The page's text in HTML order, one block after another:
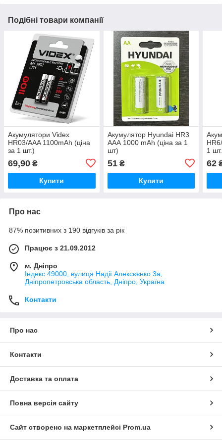
Подібні товари компанії
Акумулятори Videx
HR03/AAA 1100mAh (ціна
за 1 шт.)
69,90 ₴
Купити
Акумулятор Hyundai HR3
AAА 1000 mAh (ціна за 1
шт)
51₴
Купити
1
62
Про нас
87% позитивних з 190 відгуків за рік
Працює з 21.09.2012
м. Дніпро
Індекс:49000, вулиця Надії Алексєєнко 3а,
Дніпропетровська область, Дніпро, Україна
Контакти
Про нас
Контакти
Доставка та оплата
Повна версія сайту
Сайт створено на маркетплейсі Prom.ua